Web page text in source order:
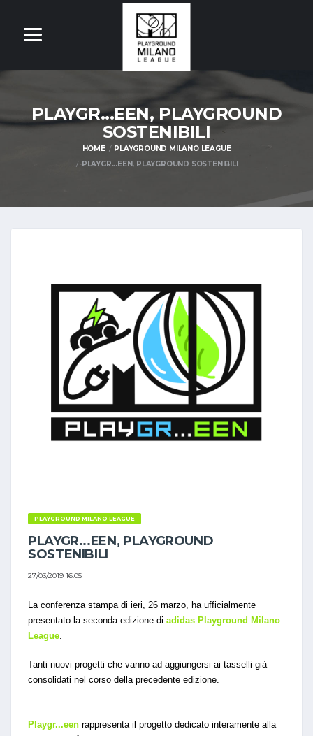
PLAYGR...EEN, PLAYGROUND
SOSTENIBILI
HOME
PLAYGROUND MILANO LEAGUE
PLAYGR...EEN, PLAYGROUND SOSTENIBILI
PLAYGROUND MILANO LEAGUE
PLAYGR...EEN, PLAYGROUND
SOSTENIBILI
27/03/2019 16:05
La conferenza stampa di ieri, 26 marzo, ha ufficialmente
presentato la seconda edizione di adidas Playground Milano
League
Tanti nuovi progetti che vanno ad aggiungersi ai tasselli già
consolidati nel corso della precedente edizione.
Playgr...een rappresenta il progetto dedicato interamente alla